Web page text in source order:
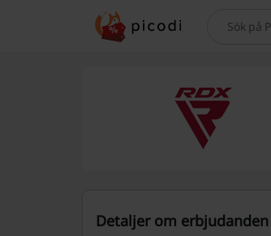
Sök
Detaljer om erbjudanden